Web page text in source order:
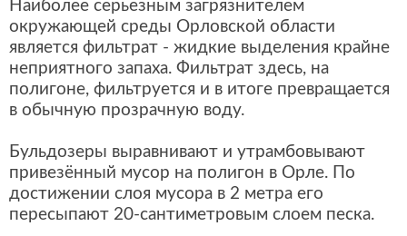
Наиболее серьезным загрязнителем
окружающей среды Орловской области
является фильтрат - жидкие выделения крайне
неприятного запаха. Фильтрат здесь, на
полигоне, фильтруется и в итоге превращается
в обычную прозрачную воду.
Бульдозеры выравнивают и утрамбовывают
привезённый мусор на полигон в Орле. По
достижении слоя мусора в 2 метра его
пересыпают 20-сантиметровым слоем песка.